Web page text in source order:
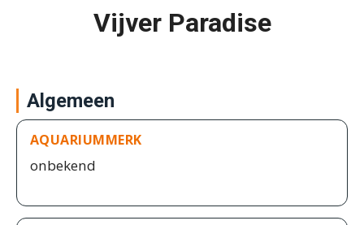
Vijver Paradise
Algemeen
AQUARIUMMERK
onbekend